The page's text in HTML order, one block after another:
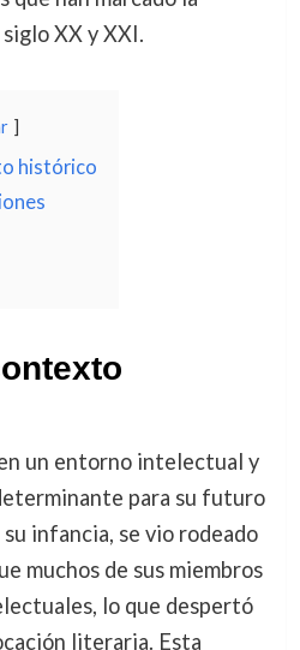
XX y XXI.
histórico
un entorno intelectual y
para su futuro
infancia, se vio rodeado
muchos de sus miembros
lo que despertó
literaria. Esta